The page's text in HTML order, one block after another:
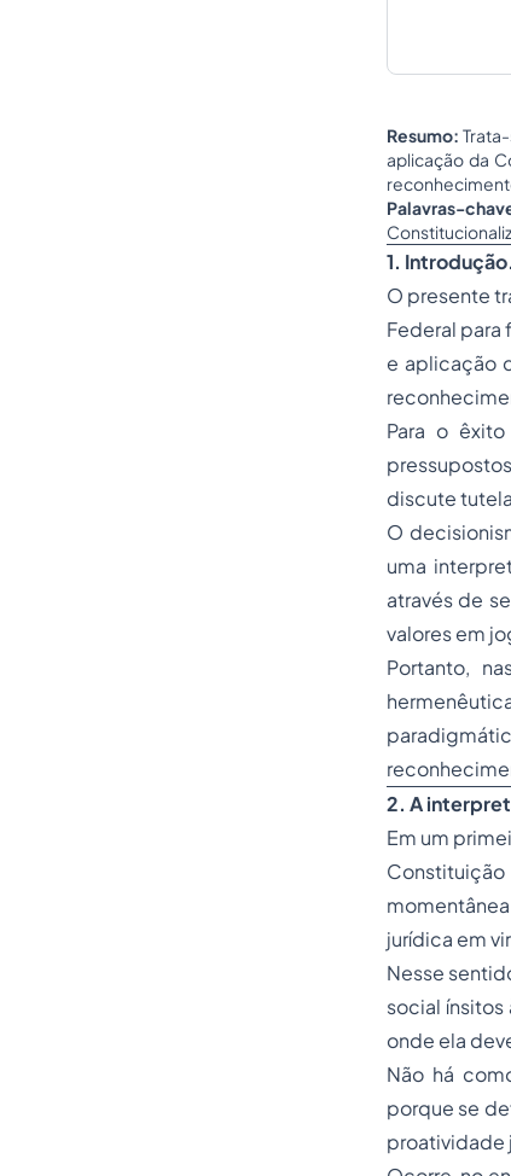
Resumo:
aplicação da
Palavras-
1. Introdução.
O presente
Federal para
e aplicação
Para o
discute
O
uma
através de
valores em
Portanto,
2. A
Em um
jurídica em
Nesse
social
onde ela
Não há
porque se
proatividade